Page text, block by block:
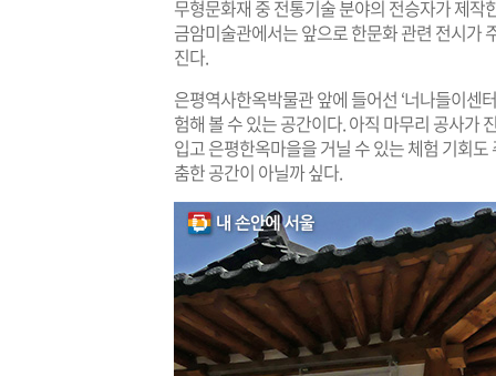
무형문화재 중 전통기술 분야의 전승자가 제
금암미술관에서는 앞으로 한문화 관련 전시가
진다.
은평역사한옥박물관 앞에 들어선 ‘너나들이센
험해 볼 수 있는 공간이다. 아직 마무리 공사가
입고 은평한옥마을을 거닐 수 있는 체험 기회
춤한 공간이 아닐까 싶다.